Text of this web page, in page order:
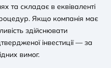
та складає в еквіваленті
Якщо компанія має
здійснювати
інвестиції — за
вимог.